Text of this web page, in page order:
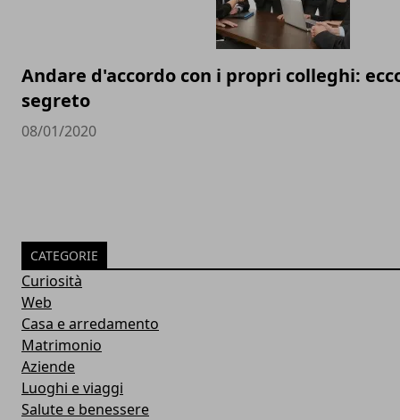
Andare d'accordo con i propri colleghi:
segreto
08/01/2020
CATEGORIE
Curiosità
Web
Casa e arredamento
Matrimonio
Aziende
Luoghi e viaggi
Salute e benessere